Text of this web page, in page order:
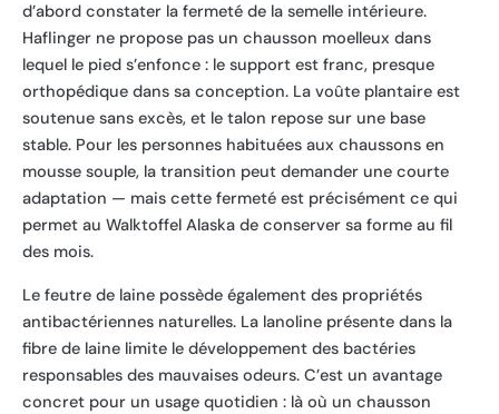
d’abord constater la fermeté de la semelle intérieure.
Haflinger ne propose pas un chausson moelleux dans
lequel le pied s’enfonce : le support est franc, presque
orthopédique dans sa conception. La voûte plantaire est
soutenue sans excès, et le talon repose sur une base
stable. Pour les personnes habituées aux chaussons en
mousse souple, la transition peut demander une courte
adaptation — mais cette fermeté est précisément ce qui
permet au Walktoffel Alaska de conserver sa forme au fil
des mois.
Le feutre de laine possède également des propriétés
antibactériennes naturelles. La lanoline présente dans la
fibre de laine limite le développement des bactéries
responsables des mauvaises odeurs. C’est un avantage
concret pour un usage quotidien : là où un chausson